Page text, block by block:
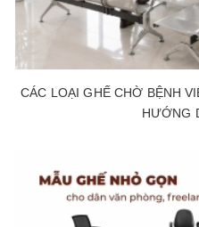
CÁC LOẠI GHẾ CHỜ BỆNH
HƯỚNG